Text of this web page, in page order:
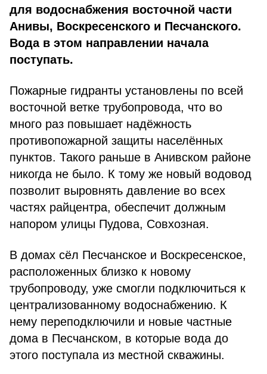
для водоснабжения восточной части
Анивы, Воскресенского и Песчанского.
Вода в этом направлении начала
поступать.
Пожарные гидранты установлены по всей
восточной ветке трубопровода, что во
много раз повышает надёжность
противопожарной защиты населённых
пунктов. Такого раньше в Анивском районе
никогда не было. К тому же новый водовод
позволит выровнять давление во всех
частях райцентра, обеспечит должным
напором улицы Пудова, Совхозная.
В домах сёл Песчанское и Воскресенское,
расположенных близко к новому
трубопроводу, уже смогли подключиться к
централизованному водоснабжению. К
нему переподключили и новые частные
дома в Песчанском, в которые вода до
этого поступала из местной скважины.